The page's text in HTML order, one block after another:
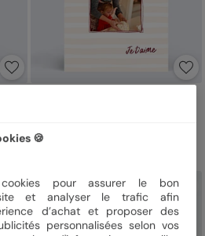
Grand format
Nouveau
🍪
pour assurer le bon
et analyser le trafic afin
d’achat et proposer des
personnalisées selon vos